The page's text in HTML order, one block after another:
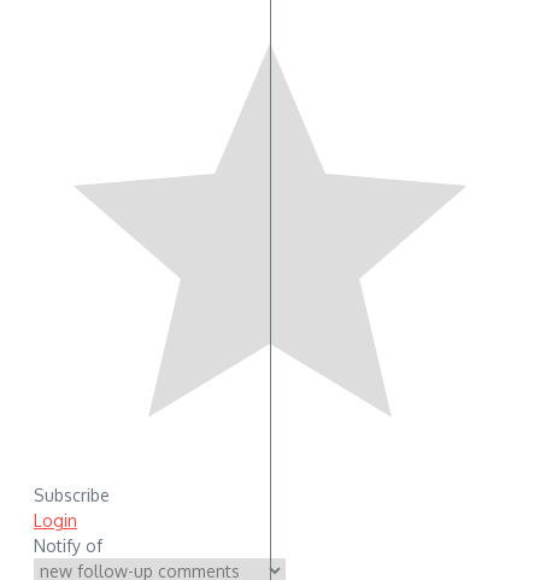
Subscribe
Login
Notify of